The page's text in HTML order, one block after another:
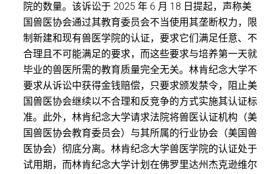
院的数量。该诉讼于 2025 年 6 月 18 日提起，声称美
国兽医协会通过其教育委员会不当使用其垄断权力，限
制新建和现有兽医学院的认证，要求它们满足任意、不
合理且不可能满足的要求，而这些要求与培养第一天就
毕业的兽医所需的教育质量完全无关。林肯纪念大学不
要求从诉讼中获得金钱赔偿，只要求颁发禁令，阻止美
国兽医协会继续以不合理和反竞争的方式实施其认证标
准。此外，林肯纪念大学请求法院将兽医认证机构（美
国兽医协会教育委员会）与其所属的行业协会（美国兽
医协会）彻底分离。林肯纪念大学兽医学院的认证处于
试用期，而林肯纪念大学计划在佛罗里达州杰克逊维尔